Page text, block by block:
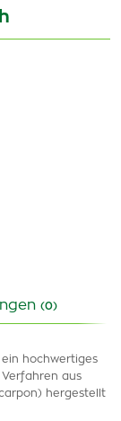
(0)
hochwertiges
aus
hergestellt